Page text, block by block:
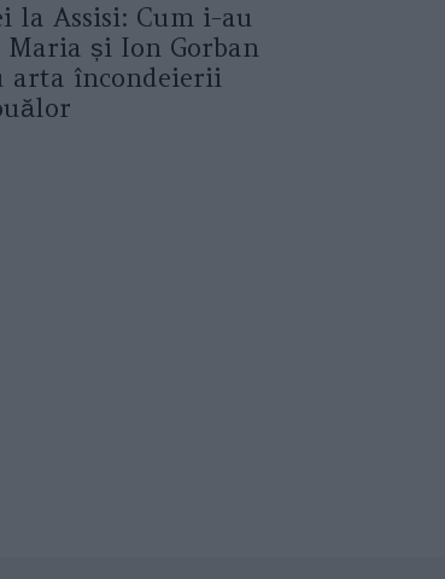
la Assisi: Cum i-au
și Ion Gorban
arta încondeierii